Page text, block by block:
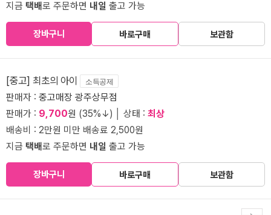
지금 택배로 주문하면 내일 출고 가능
장바구니 바로구매 보관함
[중고] 최초의 아이 소득공제
판매자 : 중고매장 광주상무점
판매가 : 9,700원 (35%↓) │ 상태 : 최상
배송비 : 2만원 미만 배송료 2,500원
지금 택배로 주문하면 내일 출고 가능
장바구니 바로구매 보관함